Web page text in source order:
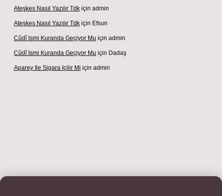
Ateşkes Nasıl Yazılır Tdk için admin
Ateşkes Nasıl Yazılır Tdk için Efsun
Cûdî Ismi Kuranda Geçiyor Mu için admin
Cûdî Ismi Kuranda Geçiyor Mu için Dadaş
Aparey Ile Sigara Içilir Mi için admin
adresibetexper.xyzm elexbet